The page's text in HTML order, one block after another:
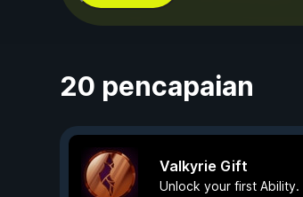
20 pencapaian
Valkyrie Gift
Unlock your first Ability.